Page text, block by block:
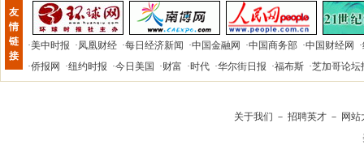
友
情
链
接
·美中时报 ·凤凰财经 ·每日经济新闻 ·中国金融网 ·中国商务部 ·中国财经网 ·
·侨报网 ·纽约时报 ·今日美国 ·财富 ·时代 ·华尔街日报 ·福布斯 ·芝加哥论坛
关于我们 － 招聘英才 － 网站